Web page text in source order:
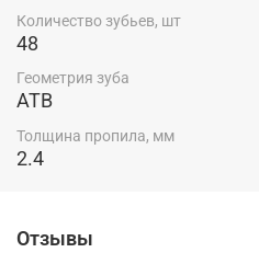
Количество зубьев, шт
48
Геометрия зуба
ATB
Толщина пропила, мм
2.4
Отзывы